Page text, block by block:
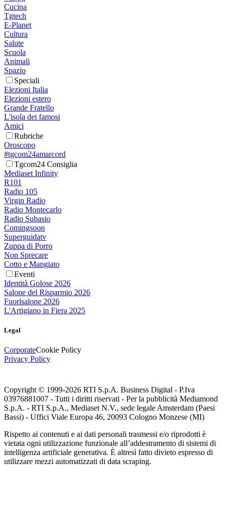
Cucina
Tgtech
E-Planet
Cultura
Salute
Scuola
Animali
Spazio
Speciali
Elezioni Italia
Elezioni estero
Grande Fratello
L'isola dei famosi
Amici
Rubriche
Oroscopo
#tgcom24amarcord
Tgcom24 Consiglia
Mediaset Infinity
R101
Radio 105
Virgin Radio
Radio Montecarlo
Radio Subasio
Comingsoon
Superguidatv
Zuppa di Porro
Non Sprecare
Cotto e Mangiato
Eventi
Identità Golose 2026
Salone del Risparmio 2026
Fuorisalone 2026
L'Artigiano in Fiera 2025
Legal
CorporateCookie Policy
Privacy Policy
Copyright © 1999-2026 RTI S.p.A. Business Digital - P.Iva
03976881007 - Tutti i diritti riservati - Per la pubblicità Mediamond
S.p.A. - RTI S.p.A., Mediaset N.V., sede legale Amsterdam (Paesi
Bassi) - Uffici Viale Europa 46, 20093 Cologno Monzese (MI)
Rispetto ai contenuti e ai dati personali trasmessi e/o riprodotti è
vietata ogni utilizzazione funzionale all’addestramento di sistemi di
intelligenza artificiale generativa. È altresì fatto divieto espresso di
utilizzare mezzi automatizzati di data scraping.